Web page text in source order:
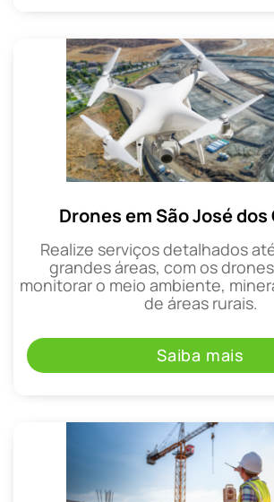
Drones em São José dos
Realize serviços detalhados
grandes áreas, com os
monitorar o meio ambiente,
de áreas rurais.
Saiba mais